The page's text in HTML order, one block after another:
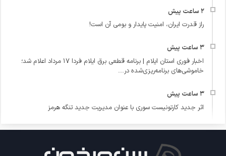
راز قدرت ایران، امنیت پایدار و بومی آن است!
اخبار فوری استان ایلام | برنامه قطعی برق ایلام فردا ۱۷ مرداد اعلام شد؛
خاموشی‌های برنامه‌ریزی‌شده در...
اثر جدید کارتونیست سوری با عنوان مدیریت جدید تنگه هرمز